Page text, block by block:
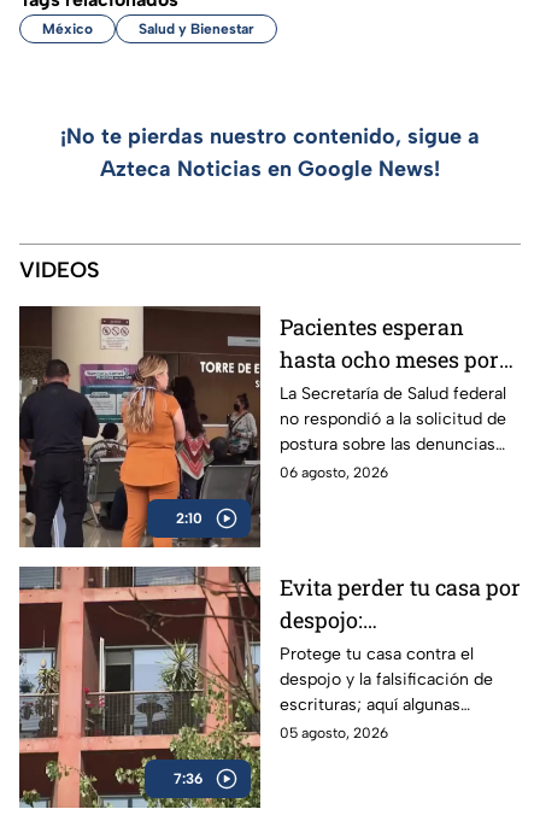
México Salud y Bienestar
¡No te pierdas nuestro contenido, sigue a
Azteca Noticias en Google News!
VIDEOS
2:10
Pacientes esperan
hasta ocho meses por
atención especializada
en el hospital “Dr.
Manuel Gea González”
La Secretaría de Salud federal
no respondió a la solicitud de
postura sobre las denuncias
para hacer citas en el hospital
06 agosto, 2026
7:36
Evita perder tu casa por
despojo:
Recomendaciones
notariales para blindar
tu patrimonio en CDMX
Protege tu casa contra el
despojo y la falsificación de
escrituras; aquí algunas
recomendaciones de expertos
05 agosto, 2026